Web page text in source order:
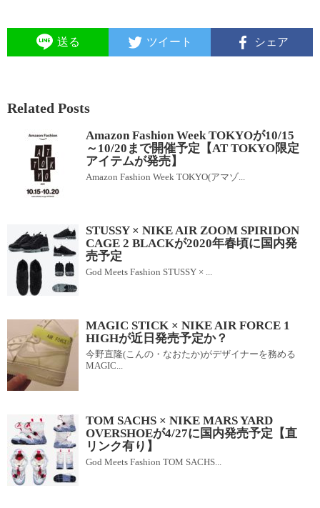
送る ツイート シェア
Related Posts
Amazon Fashion Week TOKYOが10/15
～10/20まで開催予定【AT TOKYO限定
アイテムが発売】
Amazon Fashion Week TOKYO(アマゾ...
STUSSY × NIKE AIR ZOOM SPIRIDON
CAGE 2 BLACKが2020年春頃に国内発
売予定
God Meets Fashion STUSSY × ...
MAGIC STICK × NIKE AIR FORCE 1
HIGHが近日発売予定か？
今野直隆(こんの・なおたか)がデザイナーを務める
MAGIC...
TOM SACHS × NIKE MARS YARD
OVERSHOEが4/27に国内発売予定【直
リンク有り】
God Meets Fashion TOM SACHS...